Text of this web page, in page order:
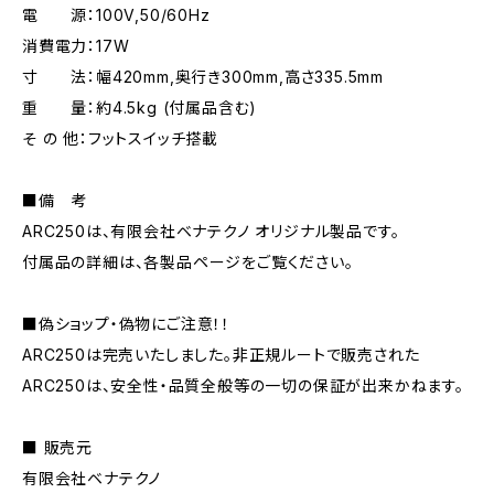
電 源：100V,50/60Hz
消費電力：17W
寸 法：幅420mm,奥行き300mm,高さ335.5mm
重 量：約4.5kg (付属品含む)
そ の 他：フットスイッチ搭載
■備 考
ARC250は、有限会社ベナテクノ オリジナル製品です。
付属品の詳細は、各製品ページをご覧ください。
■偽ショップ・偽物にご注意！！
ARC250は完売いたしました。非正規ルートで販売された
ARC250は、安全性・品質全般等の一切の保証が出来かねます。
■ 販売元
有限会社ベナテクノ